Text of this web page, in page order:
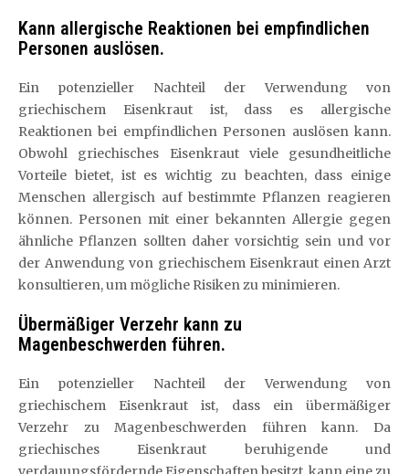
Kann allergische Reaktionen bei empfindlichen
Personen auslösen.
Ein potenzieller Nachteil der Verwendung von
griechischem Eisenkraut ist, dass es allergische
Reaktionen bei empfindlichen Personen auslösen kann.
Obwohl griechisches Eisenkraut viele gesundheitliche
Vorteile bietet, ist es wichtig zu beachten, dass einige
Menschen allergisch auf bestimmte Pflanzen reagieren
können. Personen mit einer bekannten Allergie gegen
ähnliche Pflanzen sollten daher vorsichtig sein und vor
der Anwendung von griechischem Eisenkraut einen Arzt
konsultieren, um mögliche Risiken zu minimieren.
Übermäßiger Verzehr kann zu
Magenbeschwerden führen.
Ein potenzieller Nachteil der Verwendung von
griechischem Eisenkraut ist, dass ein übermäßiger
Verzehr zu Magenbeschwerden führen kann. Da
griechisches Eisenkraut beruhigende und